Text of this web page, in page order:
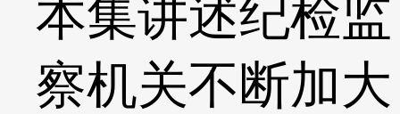
本集讲述纪检监
察机关不断加大